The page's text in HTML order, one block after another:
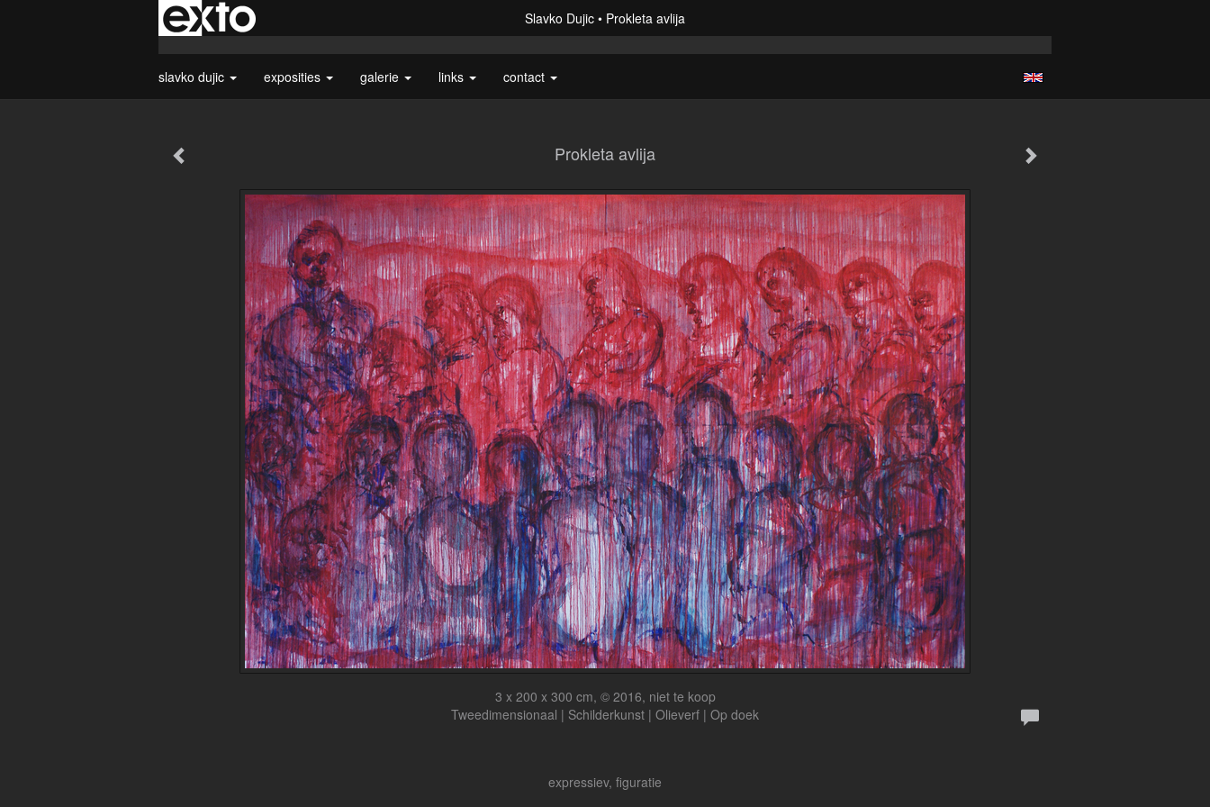
Slavko Dujic Prokleta avlija
slavko dujic exposities galerie links contact
Prokleta avlija
3 x 200 x 300 cm, © 2016, niet te koop
Tweedimensionaal | Schilderkunst | Olieverf | Op doek
expressiev, figuratie